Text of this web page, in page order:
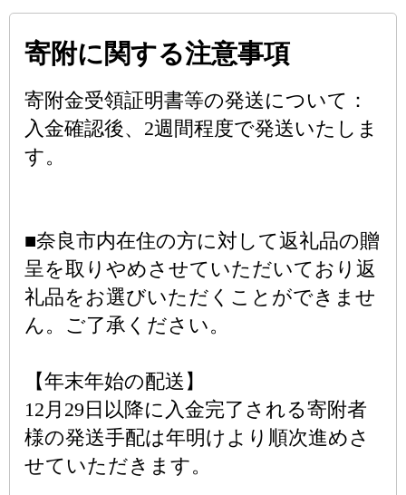
寄附に関する注意事項
寄附金受領証明書等の発送について：
入金確認後、2週間程度で発送いたしま
す。
■奈良市内在住の方に対して返礼品の贈
呈を取りやめさせていただいており返
礼品をお選びいただくことができませ
ん。ご了承ください。
【年末年始の配送】
12月29日以降に入金完了される寄附者
様の発送手配は年明けより順次進めさ
せていただきます。